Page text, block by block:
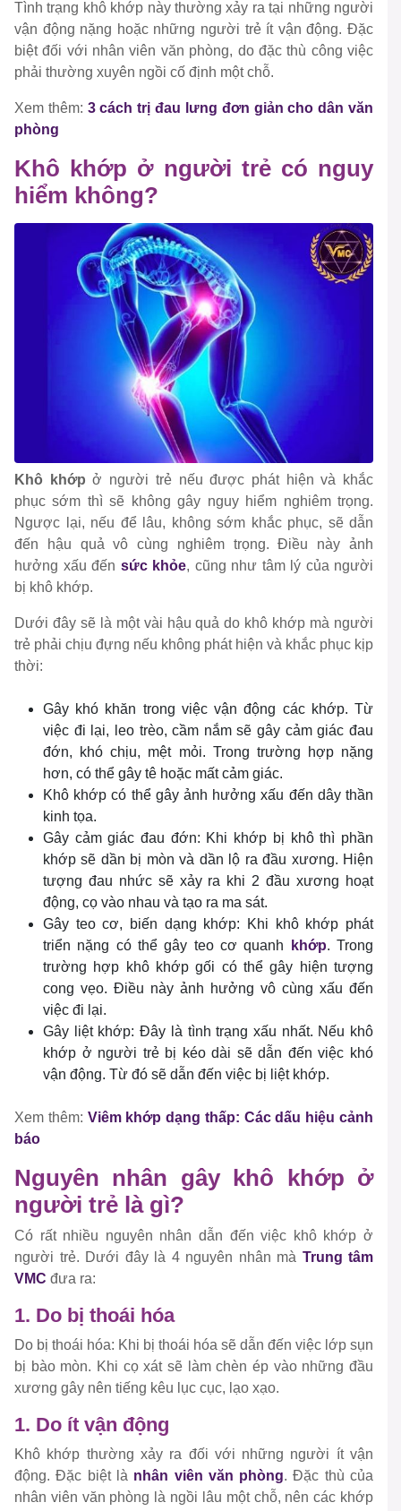
Tình trạng khô khớp này thường xảy ra tại những người
vận động nặng hoặc những người trẻ ít vận động. Đặc
biệt đối với nhân viên văn phòng, do đặc thù công việc
phải thường xuyên ngồi cố định một chỗ.
Xem thêm: 3 cách trị đau lưng đơn giản cho dân văn
phòng
Khô khớp ở người trẻ có nguy
hiểm không?
Khô khớp ở người trẻ nếu được phát hiện và khắc
phục sớm thì sẽ không gây nguy hiểm nghiêm trọng.
Ngược lại, nếu để lâu, không sớm khắc phục, sẽ dẫn
đến hậu quả vô cùng nghiêm trọng. Điều này ảnh
hưởng xấu đến sức khỏe, cũng như tâm lý của người
bị khô khớp.
Dưới đây sẽ là một vài hậu quả do khô khớp mà người
trẻ phải chịu đựng nếu không phát hiện và khắc phục kịp
thời:
Gây khó khăn trong việc vận động các khớp. Từ
việc đi lại, leo trèo, cầm nắm sẽ gây cảm giác đau
đớn, khó chịu, mệt mỏi. Trong trường hợp nặng
hơn, có thể gây tê hoặc mất cảm giác.
Khô khớp có thể gây ảnh hưởng xấu đến dây thần
kinh tọa.
Gây cảm giác đau đớn: Khi khớp bị khô thì phần
khớp sẽ dần bị mòn và dần lộ ra đầu xương. Hiện
tượng đau nhức sẽ xảy ra khi 2 đầu xương hoạt
động, cọ vào nhau và tạo ra ma sát.
Gây teo cơ, biến dạng khớp: Khi khô khớp phát
triển nặng có thể gây teo cơ quanh
khớp. Trong
trường hợp khô khớp gối có thể gây hiện tượng
cong vẹo. Điều này ảnh hưởng vô cùng xấu đến
việc đi lại.
Gây liệt khớp: Đây là tình trạng xấu nhất. Nếu khô
khớp ở người trẻ bị kéo dài sẽ dẫn đến việc khó
vận động. Từ đó sẽ dẫn đến việc bị liệt khớp.
Xem thêm: Viêm khớp dạng thấp: Các dấu hiệu cảnh
báo
Nguyên nhân gây khô khớp ở
người trẻ là gì?
Có rất nhiều nguyên nhân dẫn đến việc khô khớp ở
người trẻ. Dưới đây là 4 nguyên nhân mà Trung tâm
VMC đưa ra:
1. Do bị thoái hóa
Do bị thoái hóa: Khi bị thoái hóa sẽ dẫn đến việc lớp sụn
bị bào mòn. Khi cọ xát sẽ làm chèn ép vào những đầu
xương gây nên tiếng kêu lục cục, lạo xạo.
1. Do ít vận động
Khô khớp thường xảy ra đối với những người ít vận
động. Đặc biệt là nhân viên văn phòng. Đặc thù của
nhân viên văn phòng là ngồi lâu một chỗ, nên các khớp